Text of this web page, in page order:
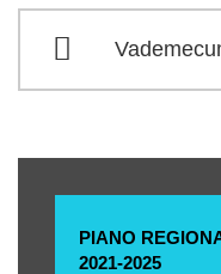
PIANO
2021-2025